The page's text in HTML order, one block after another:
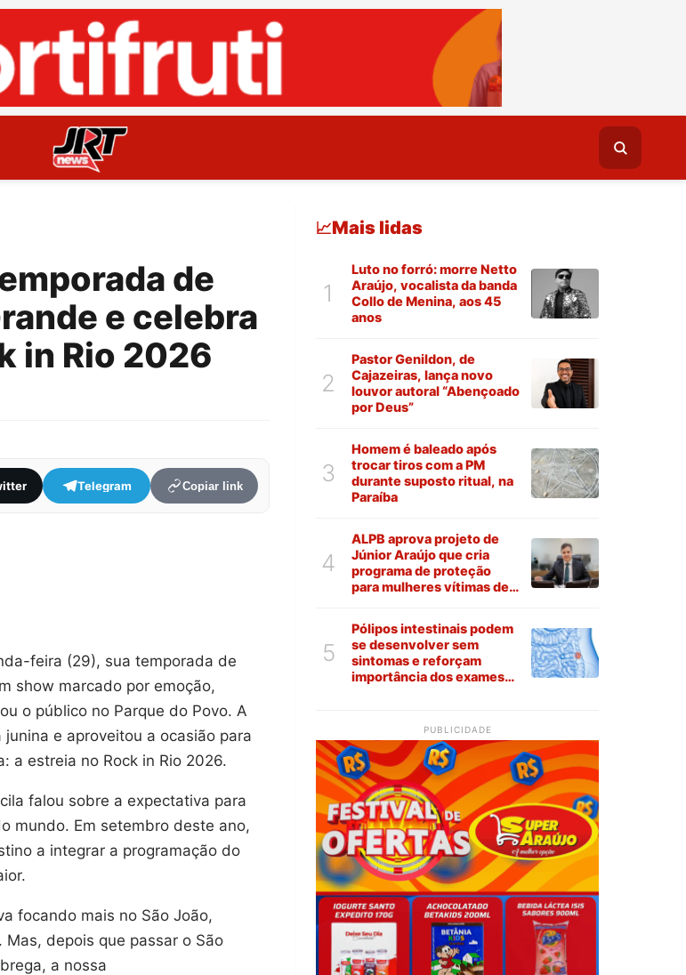
de
e celebra
in Rio 2026
Telegram Copiar link
feira (29), sua temporada de
show marcado por emoção,
o público no Parque do Povo. A
e aproveitou a ocasião para
a estreia no Rock in Rio 2026.
falou sobre a expectativa para
mundo. Em setembro deste ano,
a integrar a programação do
focando mais no São João,
depois que passar o São
a nossa
📈Mais lidas
1
Luto no forró: morre Netto
Araújo, vocalista da banda
Collo de Menina, aos 45
anos
2
Pastor Genildon, de
Cajazeiras, lança novo
louvor autoral “Abençoado
por Deus”
3
Homem é baleado após
trocar tiros com a PM
durante suposto ritual, na
Paraíba
4
ALPB aprova projeto de
Júnior Araújo que cria
programa de proteção
para mulheres vítimas de
5
Pólipos intestinais podem
se desenvolver sem
sintomas e reforçam
importância dos exames
PUBLICIDADE